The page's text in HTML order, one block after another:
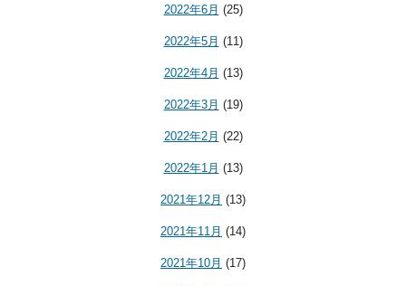
2022年6月 (25)
2022年5月 (11)
2022年4月 (13)
2022年3月 (19)
2022年2月 (22)
2022年1月 (13)
2021年12月 (13)
2021年11月 (14)
2021年10月 (17)